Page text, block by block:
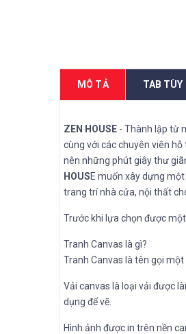
MÔ TẢ TAB TÙY
ZEN HOUSE - Thành lập từ
cùng với các chuyên viên
nên những phút giây thư
HOUSE muốn xây dựng một
trang trí nhà cửa, nội thất
Trước khi lựa chọn được
Tranh Canvas là gì?
Tranh Canvas là tên gọi
Vải canvas là loại vải được
dụng để vẽ.
Hình ảnh được in trên nền